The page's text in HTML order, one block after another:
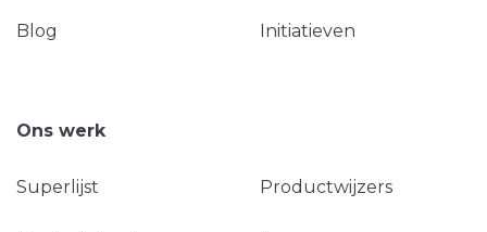
Blog Initiatieven
Ons werk
Superlijst Productwijzers